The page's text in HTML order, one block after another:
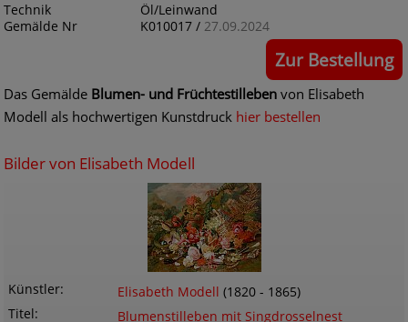
Technik
Öl/Leinwand
Gemälde Nr
K010017 / 27.09.2024
Zur Bestellung
Das Gemälde Blumen- und Früchtestilleben von Elisabeth
Modell als hochwertigen Kunstdruck hier bestellen
Bilder von Elisabeth Modell
Künstler Elisabeth Modell (1820 - 1865)
Titel
Blumenstilleben mit Singdrosselnest